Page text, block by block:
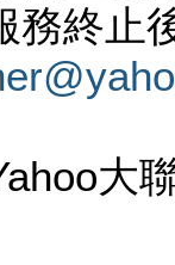
務終止
大